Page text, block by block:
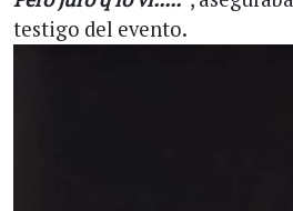
testigo del evento.